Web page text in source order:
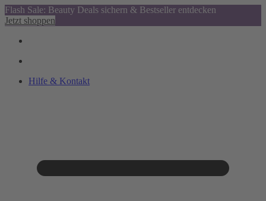
Flash Sale: Beauty Deals sichern & Bestseller entdecken
Jetzt shoppen
Hilfe & Kontakt